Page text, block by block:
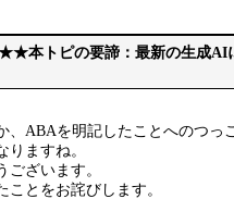
本トピの要諦：最新の生成AI
、ABAを明記したことへのつっ
りますね。
ございます。
ことをお詫びします。